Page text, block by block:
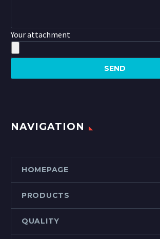
Your attachment
NAVIGATION
HOMEPAGE
PRODUCTS
QUALITY